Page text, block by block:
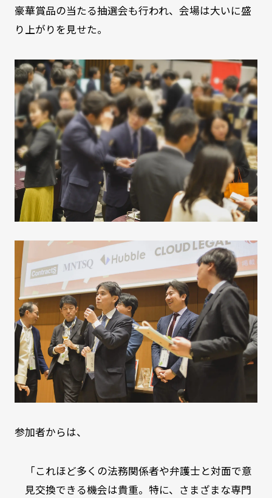
豪華賞品の当たる抽選会も行われ、会場は大いに盛
り上がりを見せた。
参加者からは、
「これほど多くの法務関係者や弁護士と対面で意
見交換できる機会は貴重。特に、さまざまな専門